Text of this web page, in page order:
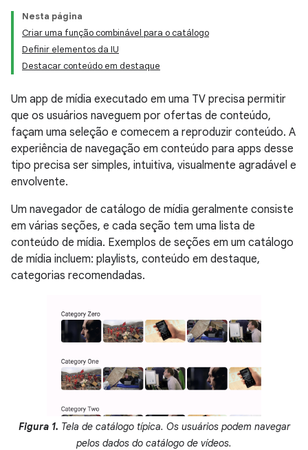
Nesta página
Criar uma função combinável para o catálogo
Definir elementos da IU
Destacar conteúdo em destaque
Um app de mídia executado em uma TV precisa permitir
que os usuários naveguem por ofertas de conteúdo,
façam uma seleção e comecem a reproduzir conteúdo. A
experiência de navegação em conteúdo para apps desse
tipo precisa ser simples, intuitiva, visualmente agradável e
envolvente.
Um navegador de catálogo de mídia geralmente consiste
em várias seções, e cada seção tem uma lista de
conteúdo de mídia. Exemplos de seções em um catálogo
de mídia incluem: playlists, conteúdo em destaque,
categorias recomendadas.
Figura 1. Tela de catálogo típica. Os usuários podem navegar
pelos dados do catálogo de vídeos.